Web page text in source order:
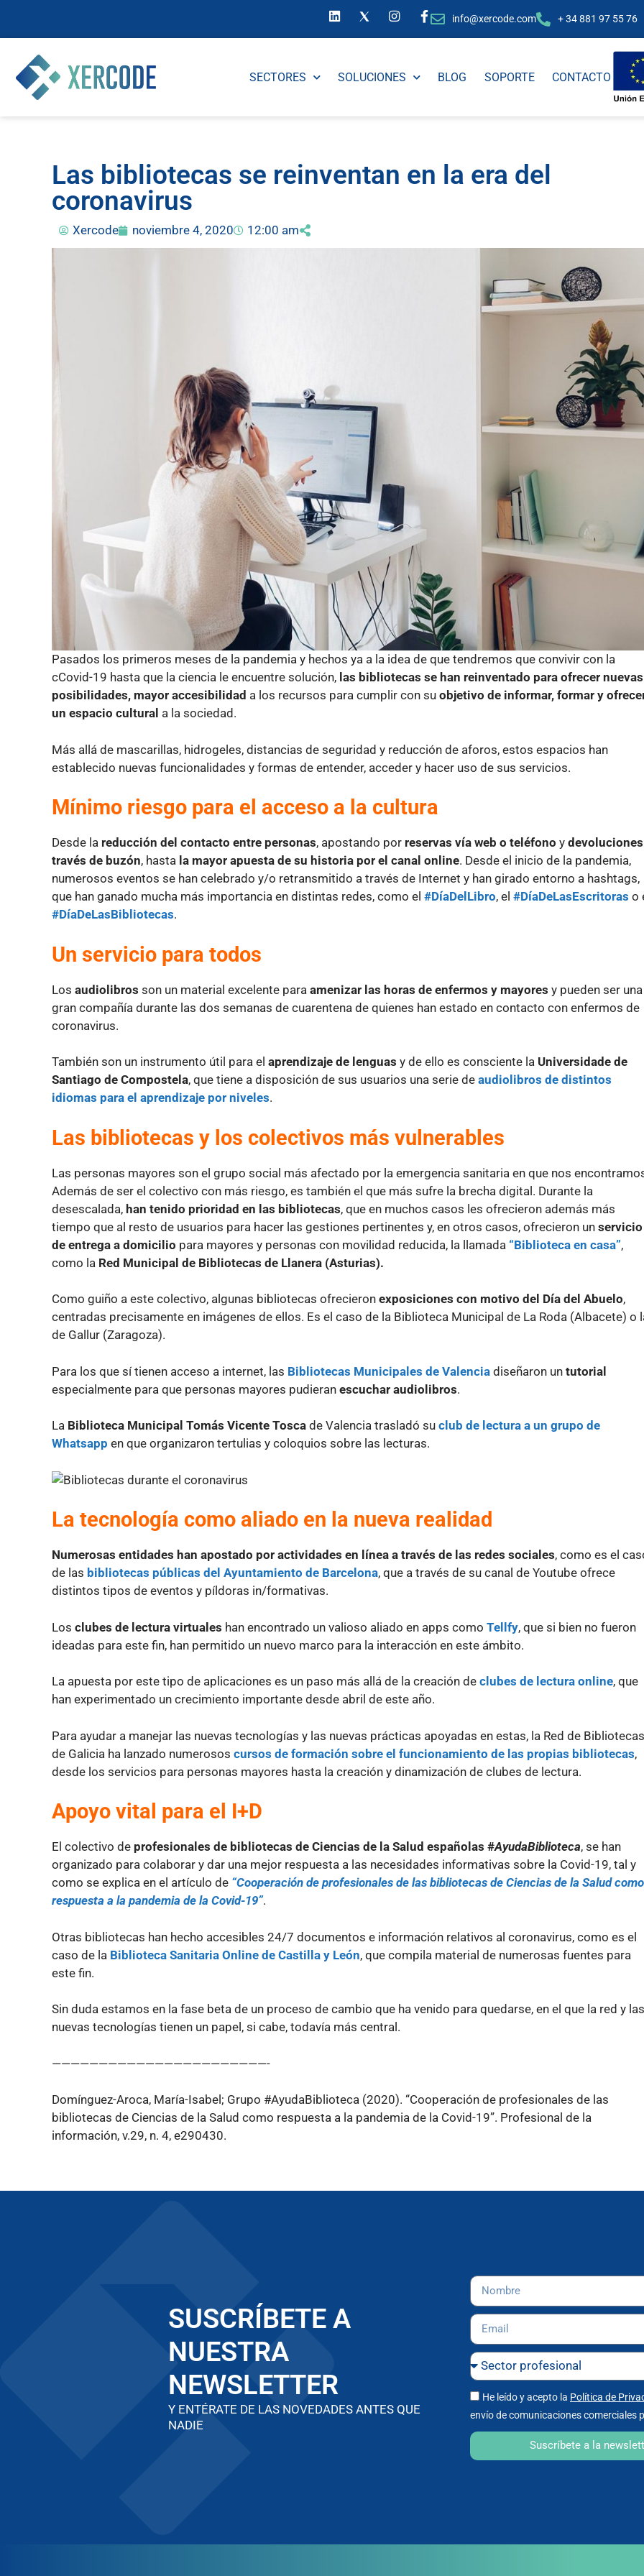
info@xercode.com + 34 881 97 55 76
SECTORES SOLUCIONES BLOG SOPORTE CONTACTO
Las bibliotecas se reinventan en la era del
coronavirus
Xercode noviembre 4, 2020 12:00 am
Pasados los primeros meses de la pandemia y hechos ya a la idea de que tendremos que convivir con la
cCovid-19 hasta que la ciencia le encuentre solución, las bibliotecas se han reinventado para ofrecer nuevas
posibilidades, mayor accesibilidad a los recursos para cumplir con su objetivo de informar, formar y
un espacio cultural a la sociedad.
Más allá de mascarillas, hidrogeles, distancias de seguridad y reducción de aforos, estos espacios han
establecido nuevas funcionalidades y formas de entender, acceder y hacer uso de sus servicios.
Mínimo riesgo para el acceso a la cultura
Desde la reducción del contacto entre personas, apostando por reservas vía web o teléfono y
través de buzón, hasta la mayor apuesta de su historia por el canal online. Desde el inicio de la pandemia,
numerosos eventos se han celebrado y/o retransmitido a través de Internet y han girado entorno a hashtags,
que han ganado mucha más importancia en distintas redes, como el #DíaDelLibro, el #DíaDeLasEscritoras o
#DíaDeLasBibliotecas.
Un servicio para todos
Los audiolibros son un material excelente para amenizar las horas de enfermos y mayores y pueden ser una
gran compañía durante las dos semanas de cuarentena de quienes han estado en contacto con enfermos de
coronavirus.
También son un instrumento útil para el aprendizaje de lenguas y de ello es consciente la Universidade de
Santiago de Compostela, que tiene a disposición de sus usuarios una serie de audiolibros de distintos
idiomas para el aprendizaje por niveles.
Las bibliotecas y los colectivos más vulnerables
Las personas mayores son el grupo social más afectado por la emergencia sanitaria en que nos
Además de ser el colectivo con más riesgo, es también el que más sufre la brecha digital. Durante la
desescalada, han tenido prioridad en las bibliotecas, que en muchos casos les ofrecieron además más
tiempo que al resto de usuarios para hacer las gestiones pertinentes y, en otros casos, ofrecieron un servicio
de entrega a domicilio para mayores y personas con movilidad reducida, la llamada “Biblioteca en casa”,
como la Red Municipal de Bibliotecas de Llanera (Asturias).
Como guiño a este colectivo, algunas bibliotecas ofrecieron exposiciones con motivo del Día del Abuelo,
centradas precisamente en imágenes de ellos. Es el caso de la Biblioteca Municipal de La Roda (Albacete) o
de Gallur (Zaragoza).
Para los que sí tienen acceso a internet, las Bibliotecas Municipales de Valencia diseñaron un tutorial
especialmente para que personas mayores pudieran escuchar audiolibros.
La Biblioteca Municipal Tomás Vicente Tosca de Valencia trasladó su club de lectura a un grupo de
Whatsapp en que organizaron tertulias y coloquios sobre las lecturas.
La tecnología como aliado en la nueva realidad
Numerosas entidades han apostado por actividades en línea a través de las redes sociales, como es el
de las bibliotecas públicas del Ayuntamiento de Barcelona, que a través de su canal de Youtube ofrece
distintos tipos de eventos y píldoras in/formativas.
Los clubes de lectura virtuales han encontrado un valioso aliado en apps como Tellfy, que si bien no fueron
ideadas para este fin, han permitido un nuevo marco para la interacción en este ámbito.
La apuesta por este tipo de aplicaciones es un paso más allá de la creación de clubes de lectura online, que
han experimentado un crecimiento importante desde abril de este año.
Para ayudar a manejar las nuevas tecnologías y las nuevas prácticas apoyadas en estas, la Red de Bibliotecas
de Galicia ha lanzado numerosos cursos de formación sobre el funcionamiento de las propias bibliotecas,
desde los servicios para personas mayores hasta la creación y dinamización de clubes de lectura.
Apoyo vital para el I+D
El colectivo de profesionales de bibliotecas de Ciencias de la Salud españolas #AyudaBiblioteca, se han
organizado para colaborar y dar una mejor respuesta a las necesidades informativas sobre la Covid-19, tal y
como se explica en el artículo de “Cooperación de profesionales de las bibliotecas de Ciencias de la Salud como
respuesta a la pandemia de la Covid-19”.
Otras bibliotecas han hecho accesibles 24/7 documentos e información relativos al coronavirus, como es el
caso de la Biblioteca Sanitaria Online de Castilla y León, que compila material de numerosas fuentes para
este fin.
Sin duda estamos en la fase beta de un proceso de cambio que ha venido para quedarse, en el que la red y las
nuevas tecnologías tienen un papel, si cabe, todavía más central.
———————————————————————-
Domínguez-Aroca, María-Isabel; Grupo #AyudaBiblioteca (2020). “Cooperación de profesionales de las
bibliotecas de Ciencias de la Salud como respuesta a la pandemia de la Covid-19”. Profesional de la
información, v.29, n. 4, e290430.
SUSCRÍBETE A
NUESTRA
NEWSLETTER
Y ENTÉRATE DE LAS NOVEDADES ANTES QUE
NADIE
He leído y acepto la Política de
envío de comunicaciones comerciales
Suscríbete a la